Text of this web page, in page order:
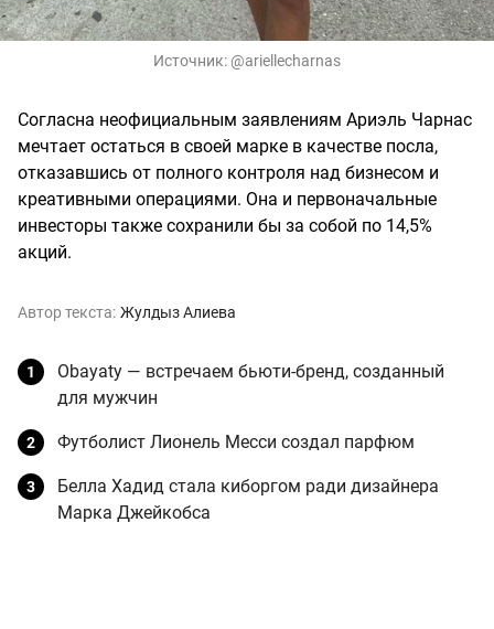
Источник: @ariellecharnas
Согласна неофициальным заявлениям Ариэль Чарнас
мечтает остаться в своей марке в качестве посла,
отказавшись от полного контроля над бизнесом и
креативными операциями. Она и первоначальные
инвесторы также сохранили бы за собой по 14,5%
акций.
Автор текста: Жулдыз Алиева
Obayaty — встречаем бьюти-бренд, созданный
для мужчин
Футболист Лионель Месси создал парфюм
Белла Хадид стала киборгом ради дизайнера
Марка Джейкобса